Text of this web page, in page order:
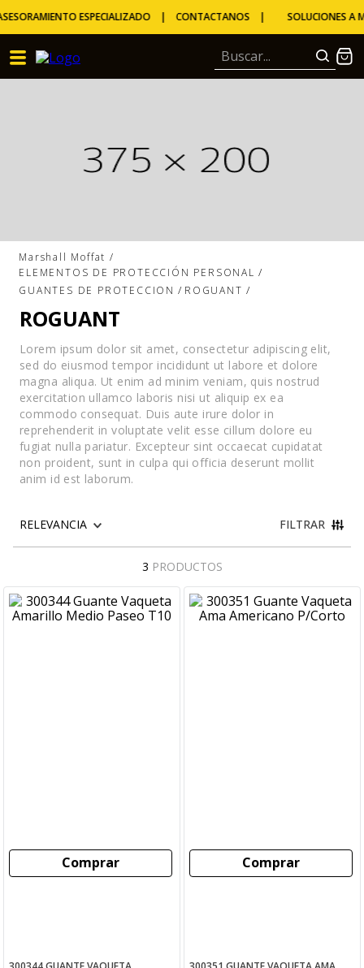
ESPECIALIZADO | CONTACTANOS | SOLUCIONES A
ELEMENTOS DE PROTECCIÓN PERSONAL
GUANTES DE PROTECCION
ROGUANT
ROGUANT
Lorem ipsum dolor sit amet, consectetur adipiscing elit,
sed do eiusmod tempor incididunt ut labore et dolore
magna aliqua. Ut enim ad minim veniam, quis nostrud
exercitation ullamco laboris nisi ut aliquip ex ea
commodo consequat. Duis aute irure dolor in
reprehenderit in voluptate velit esse cillum dolore eu
fugiat nulla pariatur. Excepteur sint occaecat cupidatat
non proident, sunt in culpa qui officia deserunt mollit
anim id est laborum.
3 PRODUCTOS
FILTRAR
Comprar Comprar